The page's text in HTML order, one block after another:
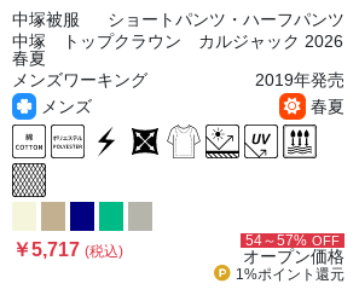
中塚被服
ショートパンツ・ハーフパンツ
中塚 トップクラウン カルジャック 2026
春夏
メンズワーキング
2019年発売
メンズ
春夏
￥5,717(税込)
54～57% OFF
オープン価格
1%ポイント 還元